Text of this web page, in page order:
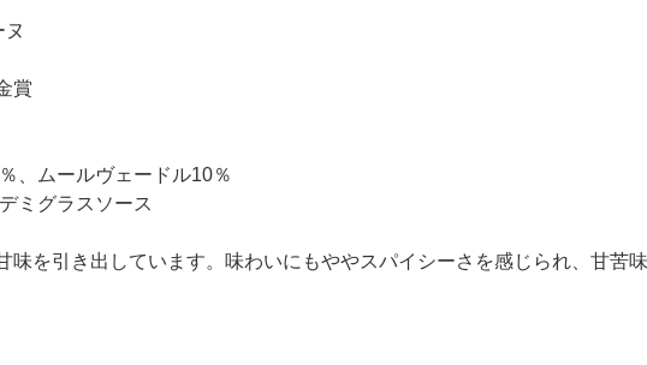
賞
、ムールヴェードル10％
ミグラスソース
を引き出しています。味わいにもややスパイシーさを感じられ、甘苦